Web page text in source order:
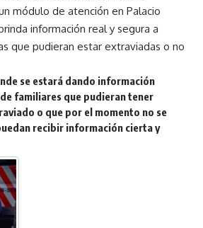
módulo de atención en Palacio
información real y segura a
que pudieran estar extraviadas o no
se estará dando información
familiares que pudieran tener
o que por el momento no se
recibir información cierta y